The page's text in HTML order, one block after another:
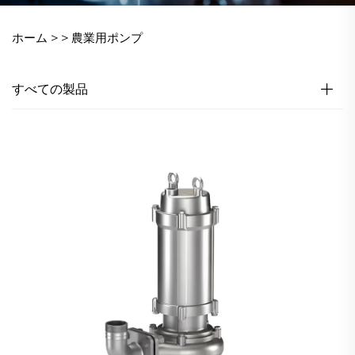
ホーム > > 農業用ポンプ
すべての製品